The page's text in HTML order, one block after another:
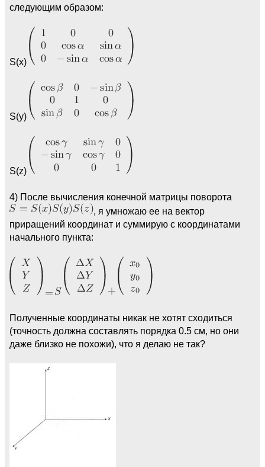
следующим образом:
S(x)
S(y)
S(z)
4) После вычисления конечной матрицы поворота
, я умножаю ее на вектор
приращений координат и суммирую с координатами
начального пункта:
Полученные координаты никак не хотят сходиться
(точность должна составлять порядка 0.5 см, но они
даже близко не похожи), что я делаю не так?